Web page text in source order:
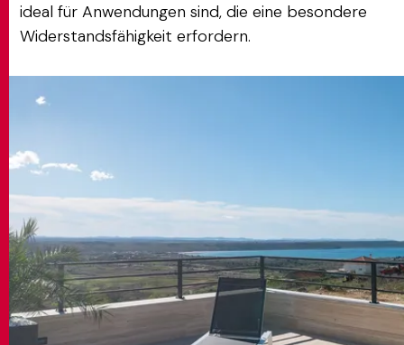
ideal für Anwendungen sind, die eine besondere
Widerstandsfähigkeit erfordern.